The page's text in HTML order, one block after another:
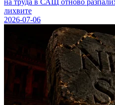
лихвите
2026-07-06